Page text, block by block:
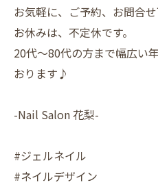
お気軽に、ご予約、お問合
お休みは、不定休です。
20代〜80代の方まで幅広い
おります♪
-Nail Salon 花梨-
#ジェルネイル
#ネイルデザイン